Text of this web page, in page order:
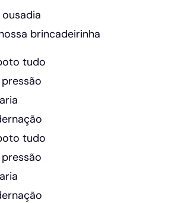
brincadeirinha
tudo
tudo